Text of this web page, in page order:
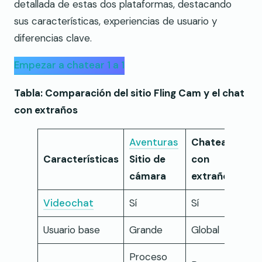
detallada de estas dos plataformas, destacando
sus características, experiencias de usuario y
diferencias clave.
Empezar a chatear 1 a 1
Tabla: Comparación del sitio Fling Cam y el chat
con extraños
Características
Aventuras
Sitio de
cámara
Chatear
con
extraños
Videochat Sí Sí
Usuario base Grande Global
Proceso